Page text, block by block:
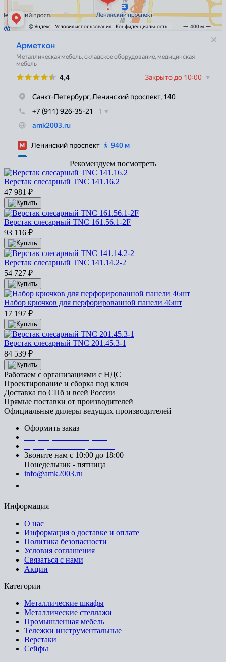
Рекомендуем посмотреть
Верстак слесарный TNC 141.16.2
47 981 ₽
Верстак слесарный TNC 161.56.1-2F
93 116 ₽
Верстак слесарный TNC 141.14.2-2
54 727 ₽
Набор крючков для перфорированной панели 46шт
17 197 ₽
Верстак слесарный TNC 201.45.3-1
84 539 ₽
Работаем с организациями с НДС
Проектирование и сборка под ключ
Доставка по СПб и всей России
Прямые поставки от производителей
Официальные дилеры ведущих производителей
Оформить заказ
Звоните нам с 10:00 до 18:00
Понедельник - пятница
info@amk2003.ru
Информация
О нас
Информация о доставке и оплате
Политика безопасности
Условия соглашения
Связаться с нами
Акции
Категории
Металлические шкафы
Металлические стеллажи
Промышленная мебель
Тележки инструментальные
Верстаки
Сейфы